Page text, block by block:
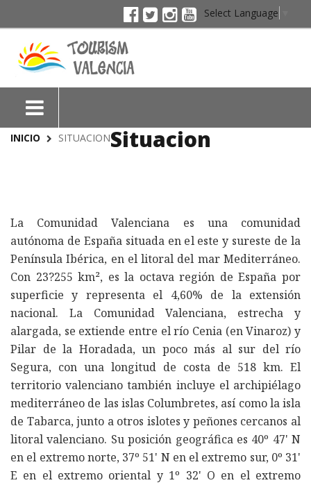
Select Language
Situacion
INICIO SITUACION
La Comunidad Valenciana es una comunidad
autónoma de España situada en el este y sureste de la
Península Ibérica, en el litoral del mar Mediterráneo.
Con 23?255 km², es la octava región de España por
superficie y representa el 4,60% de la extensión
nacional. La Comunidad Valenciana, estrecha y
alargada, se extiende entre el río Cenia (en Vinaroz) y
Pilar de la Horadada, un poco más al sur del río
Segura, con una longitud de costa de 518 km. El
territorio valenciano también incluye el archipiélago
mediterráneo de las islas Columbretes, así como la isla
de Tabarca, junto a otros islotes y peñones cercanos al
litoral valenciano. Su posición geográfica es 40º 47' N
en el extremo norte, 37º 51' N en el extremo sur, 0º 31'
E en el extremo oriental y 1º 32' O en el extremo